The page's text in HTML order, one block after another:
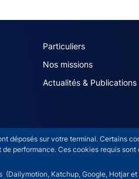
déposés sur votre terminal. Certains
performance. Ces cookies requis
Katchup, Google, Hotjar
Particuliers
Nos missions
Actualités & Publications